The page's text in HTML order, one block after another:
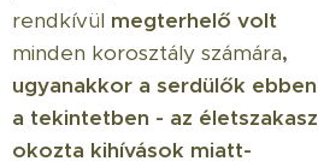
rendkívül megterhelő volt
minden korosztály számára,
ugyanakkor a serdülők ebben
a tekintetben - az életszakasz
okozta kihívások miatt-